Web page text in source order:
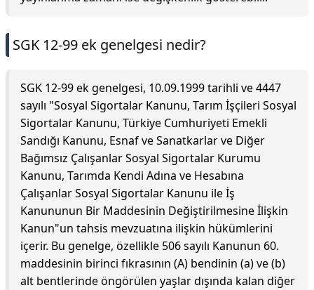
SGK 12-99 ek genelgesi nedir?
SGK 12-99 ek genelgesi, 10.09.1999 tarihli ve 4447
sayılı "Sosyal Sigortalar Kanunu, Tarım İşçileri Sosyal
Sigortalar Kanunu, Türkiye Cumhuriyeti Emekli
Sandığı Kanunu, Esnaf ve Sanatkarlar ve Diğer
Bağımsız Çalışanlar Sosyal Sigortalar Kurumu
Kanunu, Tarımda Kendi Adına ve Hesabına
Çalışanlar Sosyal Sigortalar Kanunu ile İş
Kanununun Bir Maddesinin Değiştirilmesine İlişkin
Kanun"un tahsis mevzuatına ilişkin hükümlerini
içerir. Bu genelge, özellikle 506 sayılı Kanunun 60.
maddesinin birinci fıkrasının (A) bendinin (a) ve (b)
alt bentlerinde öngörülen yaşlar dışında kalan diğer